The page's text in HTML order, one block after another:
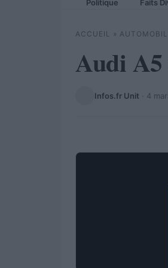
Politique Faits
ACCUEIL »
Audi A5
Infos.fr Unit · 4